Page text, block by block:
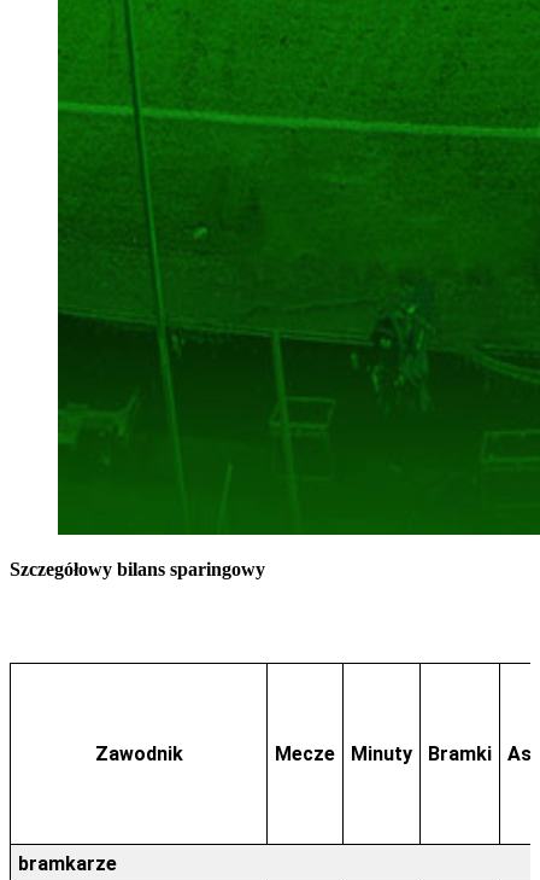
Szczegółowy bilans sparingowy
Zawodnik Mecze Minuty Bramki
bramkarze